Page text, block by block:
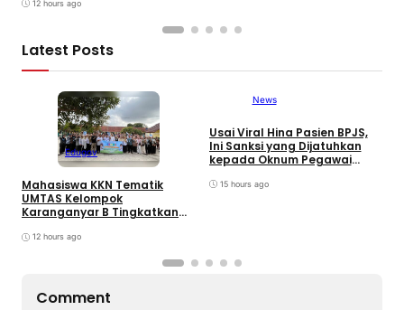
melalui Program GEMILANG
12 hours ago
Latest Posts
Edugov
Mahasiswa KKN Tematik
UMTAS Kelompok
Karanganyar B Tingkatkan
melalui Program GEMILANG
12 hours ago
News
Usai Viral Hina Pasien BPJS,
Ini Sanksi yang Dijatuhkan
kepada Oknum Pegawai
15 hours ago
Comment